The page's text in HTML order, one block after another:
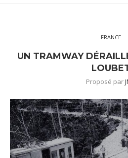
FRANCE
UN TRAMWAY
Proposé par